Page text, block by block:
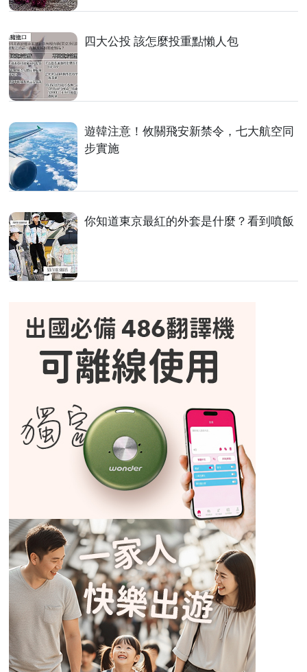
四大公投 該怎麼投重點懶人包
遊韓注意！攸關飛安新禁令，七大航空同
步實施
你知道東京最紅的外套是什麼？看到噴飯